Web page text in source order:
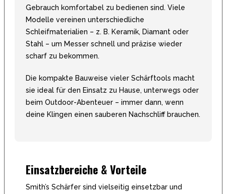
Gebrauch komfortabel zu bedienen sind. Viele
Modelle vereinen unterschiedliche
Schleifmaterialien – z. B. Keramik, Diamant oder
Stahl – um Messer schnell und präzise wieder
scharf zu bekommen.
Die kompakte Bauweise vieler Schärftools macht
sie ideal für den Einsatz zu Hause, unterwegs oder
beim Outdoor-Abenteuer – immer dann, wenn
deine Klingen einen sauberen Nachschliff brauchen.
Einsatzbereiche & Vorteile
Smith’s Schärfer sind vielseitig einsetzbar und